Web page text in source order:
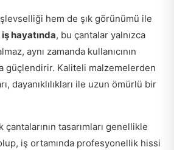
hem de şık görünümü ile
hayatında, bu çantalar yalnızca
aynı zamanda kullanıcının
güçlendirir. Kaliteli malzemelerden
dayanıklılıkları ile uzun ömürlü bir
çantalarının tasarımları genellikle
iş ortamında profesyonellik hissi